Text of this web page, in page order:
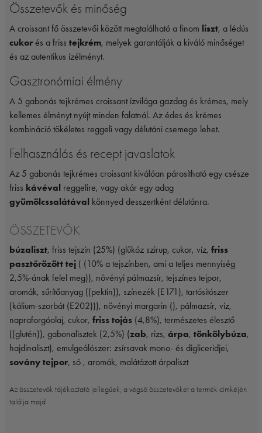
Összetevők és minőség
A croissant fő összetevői között megtalálható a finom liszt, a lédús
cukor és a friss tejkrém, melyek garantálják a kiváló minőséget
és az autentikus ízélményt.
Gasztronómiai élmény
A 5 gabonás tejkrémes croissant ízvilága gazdag és krémes, mely
kellemes élményt nyújt minden falatnál. Az édes és krémes
kombináció tökéletes reggeli vagy délutáni csemege lehet.
Felhasználás és recept javaslatok
Az 5 gabonás tejkrémes croissant kiválóan párosítható egy csésze
friss kávéval reggelire, vagy akár egy adag
gyümölcssalátával könnyed desszertként délutánra.
ÖSSZETEVŐK
búzaliszt, friss tejszín (25%) (glükóz szirup, cukor, víz, friss
pasztőrözött tej ( (10% a tejszínben, ami a teljes mennyiség
2,5%-ának felel meg)), növényi pálmazsír, tejszínes tejpor,
aromák, sűrítőanyag ((pektin)), színezék (E171), tartósítószer
(kálium-szorbát (E202))), növényi margarin (), pálmazsír, víz,
napraforgóolaj, cukor, friss tojás (4,8%), természetes élesztő
((glutén)), gabonalisztek (2,5%) (zab, rizs, árpa, tönkölybúza,
hajdinaliszt), emulgeálószer: zsírsavak mono- és digliceridjei,
sovány tejpor, só , aromák, malátázott árpaliszt
Az összetevők tájékoztató jellegűek, a végső összetevőket a termék cimkéjén
találja majd